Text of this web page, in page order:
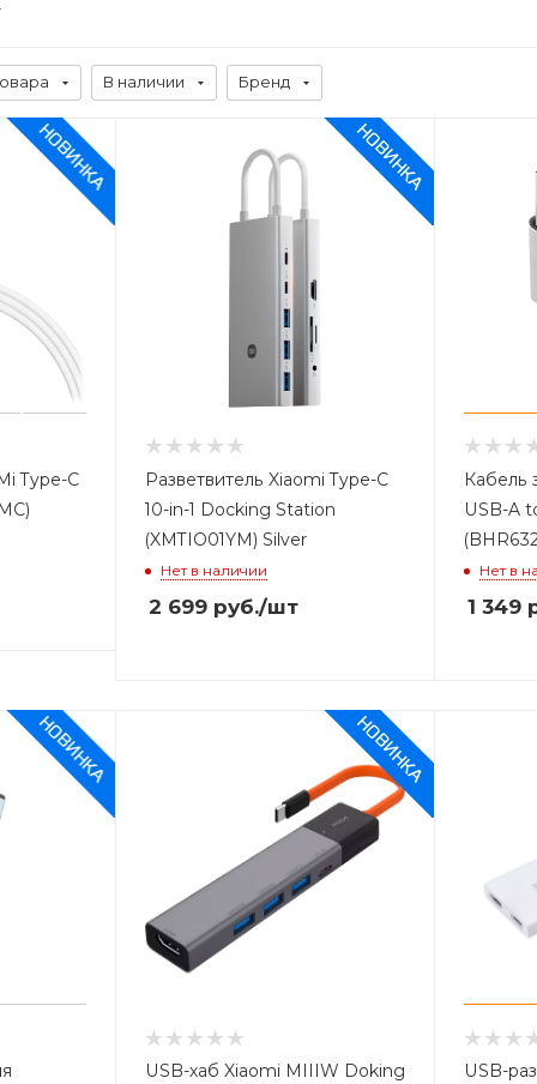
В наличии Бренд
Type-C
Разветвитель Xiaomi Type-C
10-in-1 Docking Station
(XMTIO01YM) Silver
Нет в наличии
2 699руб./шт
Кабель
USB-A
Нет в
1 349
USB-хаб Xiaomi MIIIW Doking
USB-